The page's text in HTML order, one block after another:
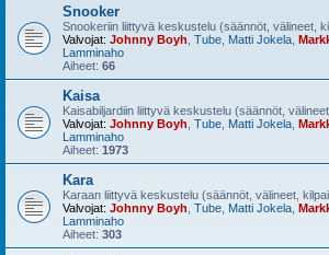
Snooker
Snookeriin liittyvä keskustelu (säännöt, välineet,
Valvojat: Johnny Boyh Tube Matti Jokela
Lamminaho
Aiheet: 66
Kaisa
Kaisabiljardiin liittyvä keskustelu (säännöt,
Valvojat: Johnny Boyh Tube Matti Jokela
Lamminaho
Aiheet: 1973
Kara
Karaan liittyvä keskustelu (säännöt, välineet,
Valvojat: Johnny Boyh Tube Matti Jokela
Lamminaho
Aiheet: 303